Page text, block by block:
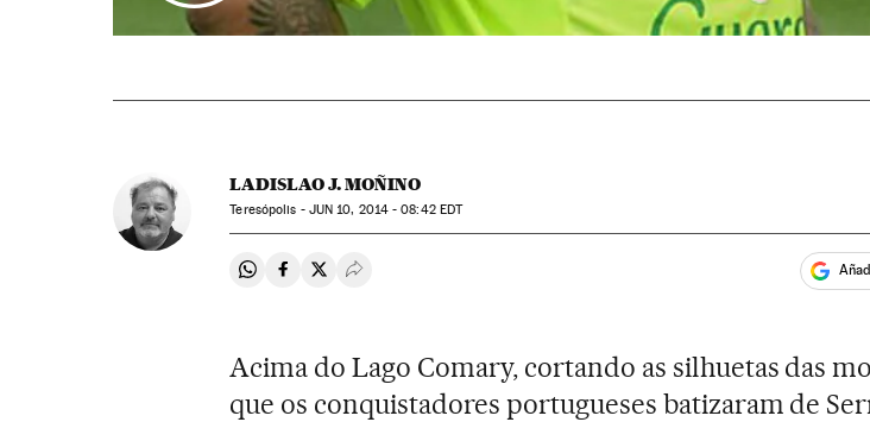
LADISLAO J. MOÑINO
Teresópolis - JUN 10, 2014 - 08:42EDT
Compartir en Whatsapp
Compartir en Facebook
Compartir en Twitter
Desplegar Redes Sociales
Acima do Lago Comary, cortando as silhuetas das
que os conquistadores portugueses batizaram de